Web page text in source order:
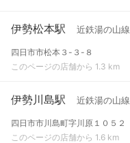
伊勢松本駅 近鉄湯の山線
四日市市松本３-３-８
このページの店舗から 1.3 km
伊勢川島駅 近鉄湯の山線
四日市市川島町字川原１０５２
このページの店舗から 1.6 km